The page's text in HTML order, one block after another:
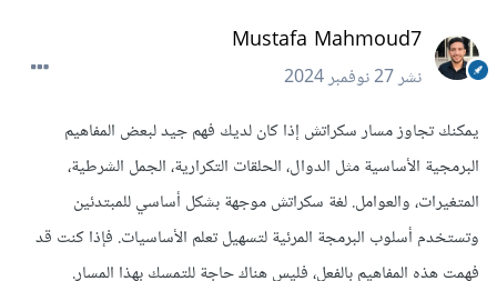
Mustafa Mahmoud7
نشر27 نوفمبر 2024
يمكنك تجاوز مسار سكراتش إذا كان لديك فهم جيد لبعض المفاهيم
البرمجية الأساسية مثل الدوال، الحلقات التكرارية، الجمل الشرطية،
المتغيرات، والعوامل. لغة سكراتش موجهة بشكل أساسي للمبتدئين
وتستخدم أسلوب البرمجة المرئية لتسهيل تعلم الأساسيات. فإذا كنت قد
فهمت هذه المفاهيم بالفعل، فليس هناك حاجة للتمسك بهذا المسار.